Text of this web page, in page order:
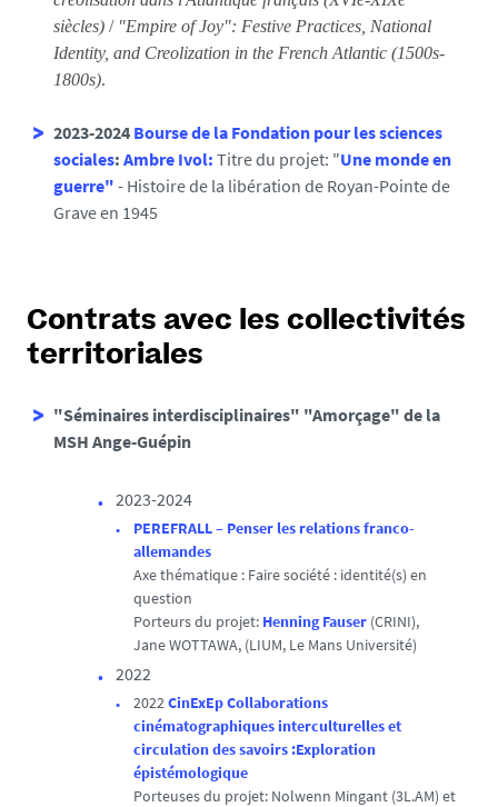
siècles) / "Empire of Joy": Festive Practices, National
Identity, and Creolization in the French Atlantic (1500s-
1800s).
2023-2024 Bourse de la Fondation pour les sciences
sociales: Ambre Ivol: Titre du projet: "Une monde en
guerre" - Histoire de la libération de Royan-Pointe de
Grave en 1945
Contrats avec les collectivités
territoriales
"Séminaires interdisciplinaires" "Amorçage" de la
MSH Ange-Guépin
2023-2024
PEREFRALL – Penser les relations franco-
allemandes
Axe thématique : Faire société : identité(s) en
question
Porteurs du projet: Henning Fauser (CRINI),
Jane WOTTAWA, (LIUM, Le Mans Université)
2022
2022 CinExEp Collaborations
cinématographiques interculturelles et
circulation des savoirs :Exploration
épistémologique
Porteuses du projet: Nolwenn Mingant (3L.AM) et